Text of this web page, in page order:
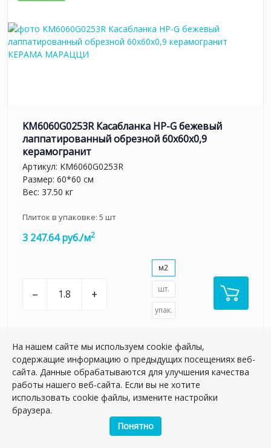
KM6060G0253R Касабланка HP-G бежевый
лаппатированный обрезной 60x60x0,9
керамогранит
Артикул: KM6060G0253R
Размер: 60*60 см
Вес: 37.50 кг
Плиток в упаковке: 5 шт
3 247.64 руб./м2
– +
м2
шт.
упак.
НОВИНКА
На нашем сайте мы используем cookie файлы,
содержащие информацию о предыдущих посещениях веб-
сайта. Данные обрабатываются для улучшения качества
работы нашего веб-сайта. Если вы не хотите
использовать cookie файлы, измените настройки
браузера.
Понятно